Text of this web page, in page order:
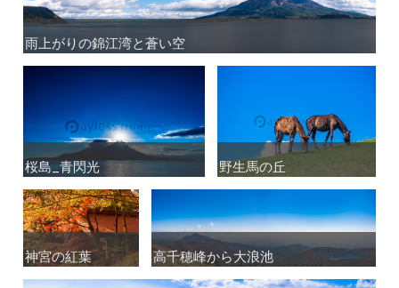
雨上がりの錦江湾と蒼い空
雨上がりの錦江湾と蒼い空
桜島_青閃光
桜島_青閃光 野生馬の丘
野生馬の丘
神宮の紅葉
神宮の紅葉 高千穂峰から大浪池
高千穂峰から大浪池